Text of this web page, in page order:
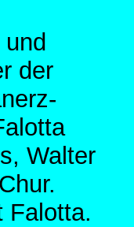
der
Walter
Falotta.